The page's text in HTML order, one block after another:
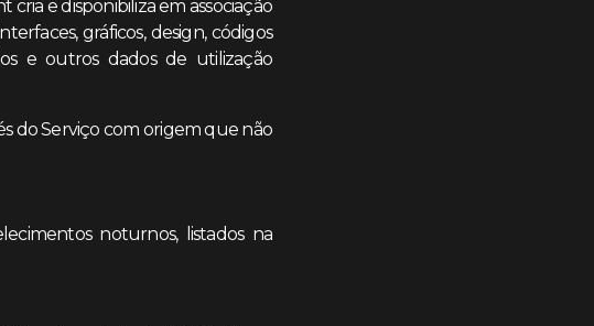
e disponibiliza em associação
gráficos, design, códigos
e outros dados de utilização
do Serviço com origem que não
noturnos, listados na